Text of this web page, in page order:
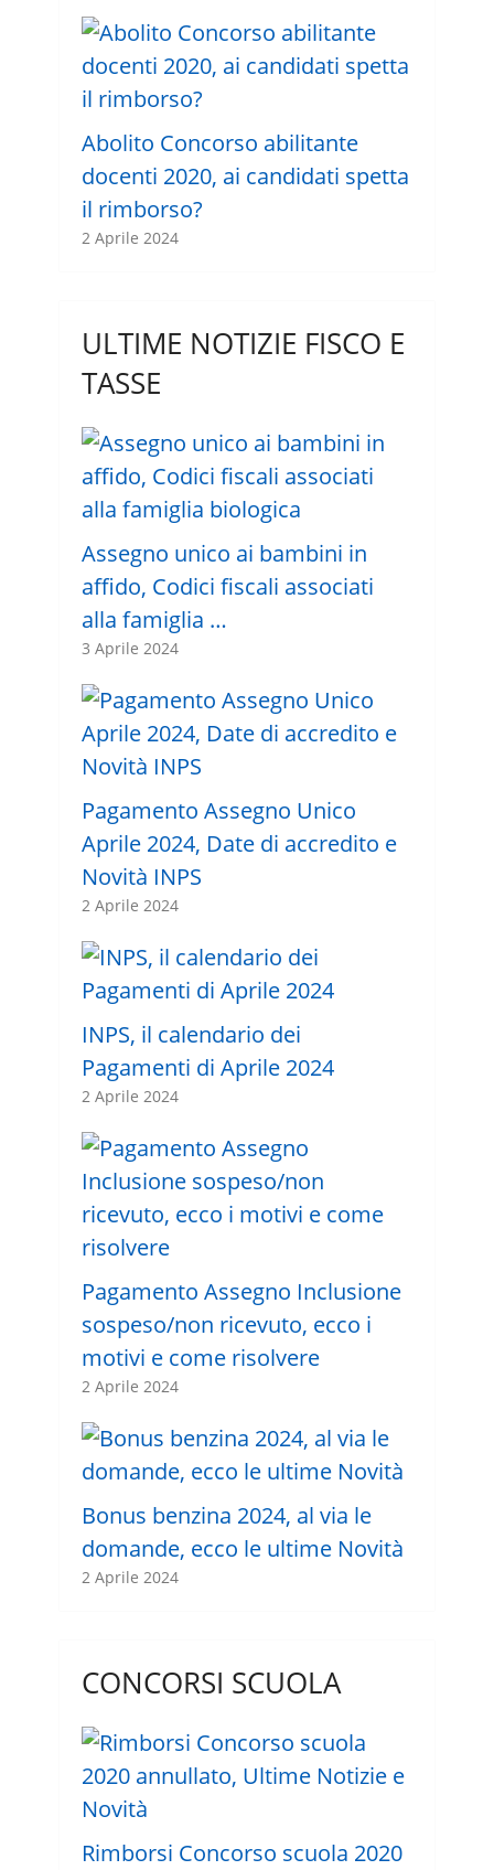
Abolito Concorso abilitante
docenti 2020, ai candidati spetta
il rimborso?
2 Aprile 2024
ULTIME NOTIZIE FISCO E
TASSE
Assegno unico ai bambini in
affido, Codici fiscali associati
alla famiglia …
3 Aprile 2024
Pagamento Assegno Unico
Aprile 2024, Date di accredito e
Novità INPS
2 Aprile 2024
INPS, il calendario dei
Pagamenti di Aprile 2024
2 Aprile 2024
Pagamento Assegno Inclusione
sospeso/non ricevuto, ecco i
motivi e come risolvere
2 Aprile 2024
Bonus benzina 2024, al via le
domande, ecco le ultime Novità
2 Aprile 2024
CONCORSI SCUOLA
Rimborsi Concorso scuola 2020